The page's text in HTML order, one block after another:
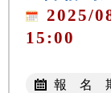
2025/
15:00
報 名